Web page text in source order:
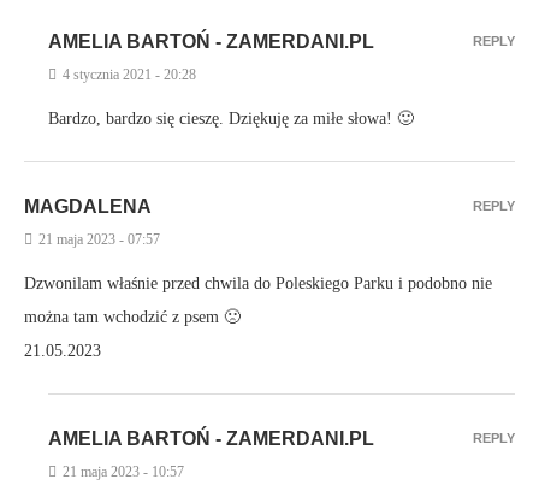
AMELIA BARTOŃ - ZAMERDANI.PL
4 stycznia 2021 - 20:28
Bardzo, bardzo się cieszę. Dziękuję za miłe słowa! 🙂
REPLY
MAGDALENA
21 maja 2023 - 07:57
Dzwonilam właśnie przed chwila do Poleskiego Parku i podobno nie
można tam wchodzić z psem 🙁
21.05.2023
REPLY
AMELIA BARTOŃ - ZAMERDANI.PL
21 maja 2023 - 10:57
REPLY